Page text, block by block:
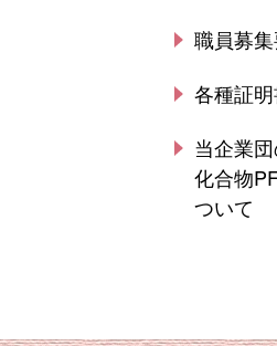
職員募
各種証
当企業
化合物
ついて